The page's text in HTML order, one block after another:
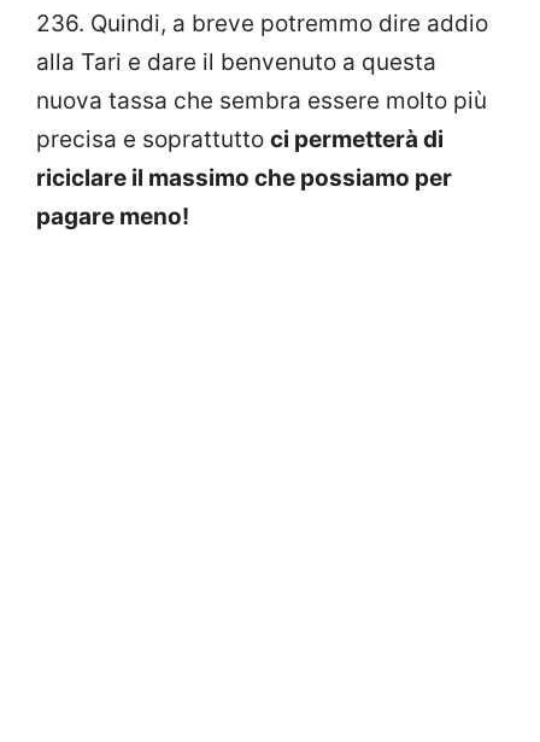
236. Quindi, a breve potremmo dire addio
alla Tari e dare il benvenuto a questa
nuova tassa che sembra essere molto più
precisa e soprattutto ci permetterà di
riciclare il massimo che possiamo per
pagare meno!